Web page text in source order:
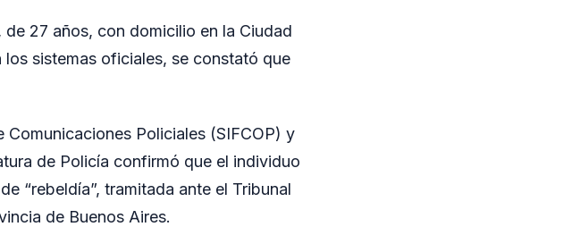
27 años, con domicilio en la Ciudad
sistemas oficiales, se constató que
Policiales (SIFCOP) y
de Policía confirmó que el individuo
“rebeldía”, tramitada ante el Tribunal
de Buenos Aires.